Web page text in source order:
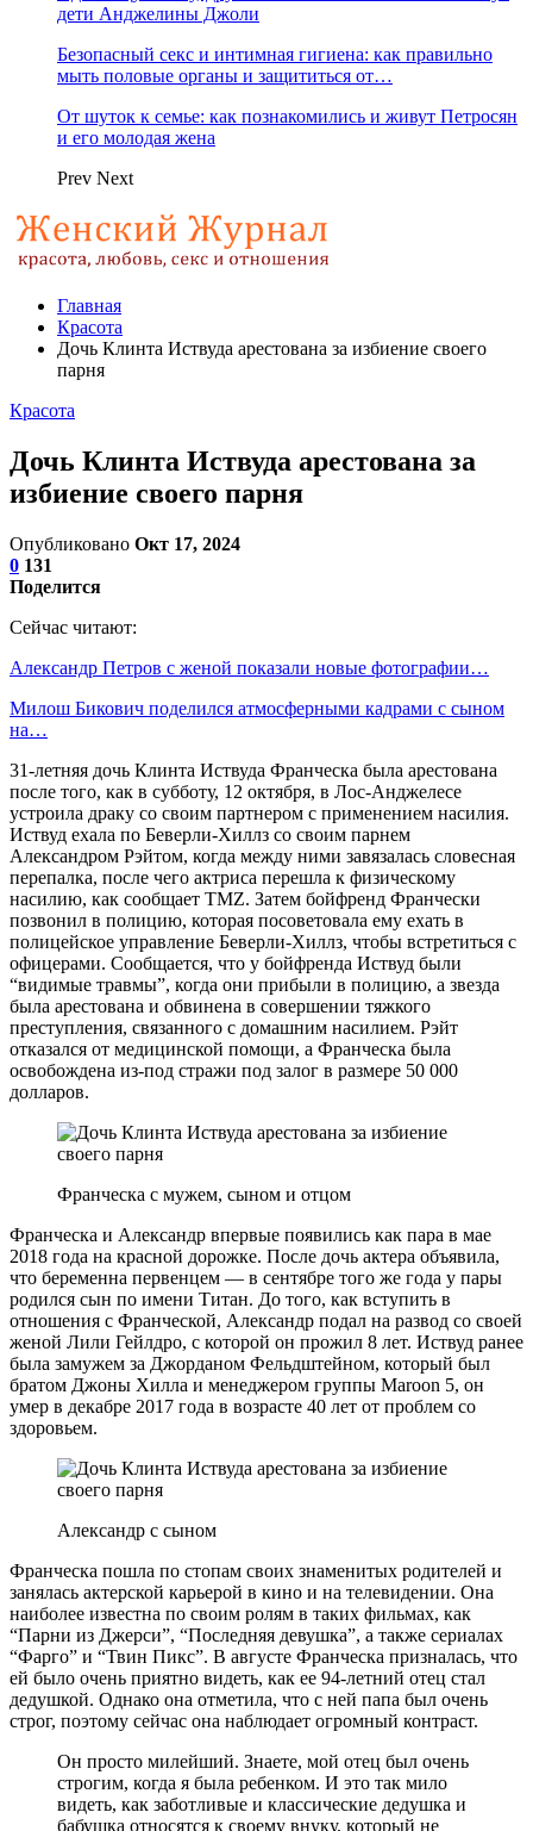
дети Анджелины Джоли
Безопасный секс и интимная гигиена: как правильно
мыть половые органы и защититься от…
От шуток к семье: как познакомились и живут Петросян
и его молодая жена
Prev Next
Главная
Красота
Дочь Клинта Иствуда арестована за избиение своего
парня
Красота
Дочь Клинта Иствуда арестована за
избиение своего парня
Опубликовано Окт 17, 2024
0 131
Поделится
Сейчас читают:
Александр Петров с женой показали новые фотографии…
Милош Бикович поделился атмосферными кадрами с сыном
на…
31-летняя дочь Клинта Иствуда Франческа была арестована
после того, как в субботу, 12 октября, в Лос-Анджелесе
устроила драку со своим партнером с применением насилия.
Иствуд ехала по Беверли-Хиллз со своим парнем
Александром Рэйтом, когда между ними завязалась словесная
перепалка, после чего актриса перешла к физическому
насилию, как сообщает TMZ. Затем бойфренд Франчески
позвонил в полицию, которая посоветовала ему ехать в
полицейское управление Беверли-Хиллз, чтобы встретиться с
офицерами. Сообщается, что у бойфренда Иствуд были
“видимые травмы”, когда они прибыли в полицию, а звезда
была арестована и обвинена в совершении тяжкого
преступления, связанного с домашним насилием. Рэйт
отказался от медицинской помощи, а Франческа была
освобождена из-под стражи под залог в размере 50 000
долларов.
Франческа с мужем, сыном и отцом
Франческа и Александр впервые появились как пара в мае
2018 года на красной дорожке. После дочь актера объявила,
что беременна первенцем — в сентябре того же года у пары
родился сын по имени Титан. До того, как вступить в
отношения с Франческой, Александр подал на развод со своей
женой Лили Гейлдро, с которой он прожил 8 лет. Иствуд ранее
была замужем за Джорданом Фельдштейном, который был
братом Джоны Хилла и менеджером группы Maroon 5, он
умер в декабре 2017 года в возрасте 40 лет от проблем со
здоровьем.
Александр с сыном
Франческа пошла по стопам своих знаменитых родителей и
занялась актерской карьерой в кино и на телевидении. Она
наиболее известна по своим ролям в таких фильмах, как
“Парни из Джерси”, “Последняя девушка”, а также сериалах
“Фарго” и “Твин Пикс”. В августе Франческа призналась, что
ей было очень приятно видеть, как ее 94-летний отец стал
дедушкой. Однако она отметила, что с ней папа был очень
строг, поэтому сейчас она наблюдает огромный контраст.
Он просто милейший. Знаете, мой отец был очень
строгим, когда я была ребенком. И это так мило
видеть, как заботливые и классические дедушка и
бабушка относятся к своему внуку, который не